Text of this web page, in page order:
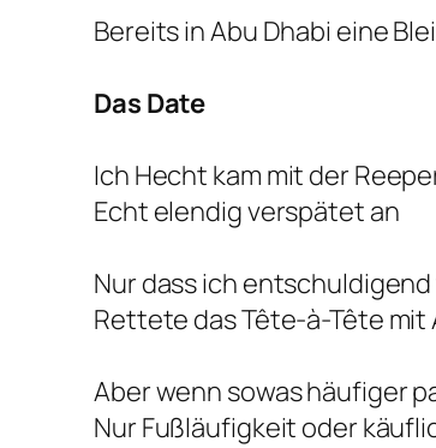
Bereits in Abu Dhabi eine
Das Date
Ich Hecht kam mit der
Echt elendig verspätet an
Nur dass ich
Rettete das Tête-à-Tête
Aber wenn sowas häufiger
Nur Fußläufigkeit oder